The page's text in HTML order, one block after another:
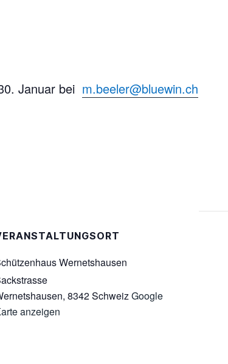
Januar bei m.beeler@bluewin.ch
Wernetshausen
, 8342SchweizGoogle
anzeigen